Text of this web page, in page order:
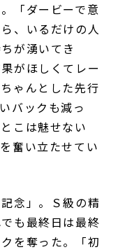
「ダービーで意
、いるだけの人
が湧いてき
がほしくてレー
ゃんとした先行
バックも減っ
こは魅せない
奮い立たせてい
念」。Ｓ級の精
も最終日は最終
を奪った。「初